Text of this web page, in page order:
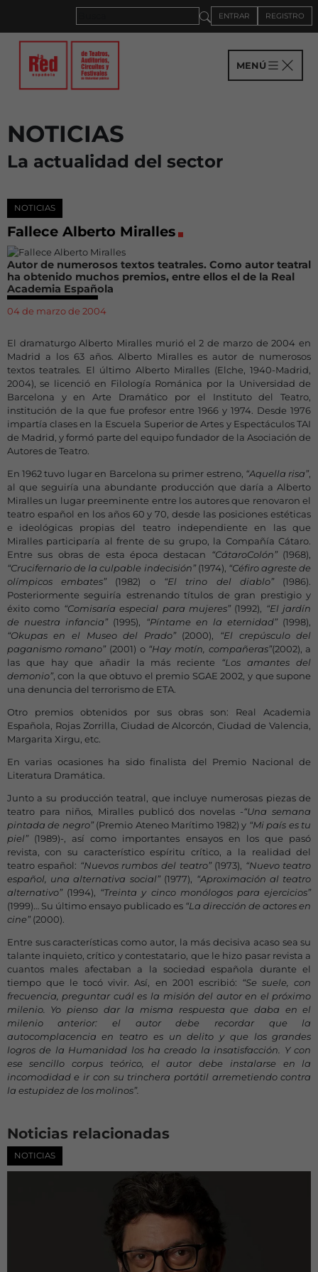
ENTRAR REGISTRO
MENÚ
NOTICIAS
La actualidad del sector
NOTICIAS
Fallece Alberto Miralles
Autor de numerosos textos teatrales. Como autor teatral
ha obtenido muchos premios, entre ellos el de la Real
Academia Española
04 de marzo de 2004
El dramaturgo Alberto Miralles murió el 2 de marzo de 2004 en
Madrid a los 63 años. Alberto Miralles es autor de numerosos
textos teatrales. El último Alberto Miralles (Elche, 1940-Madrid,
2004), se licenció en Filología Románica por la Universidad de
Barcelona y en Arte Dramático por el Instituto del Teatro,
institución de la que fue profesor entre 1966 y 1974. Desde 1976
impartía clases en la Escuela Superior de Artes y Espectáculos TAI
de Madrid, y formó parte del equipo fundador de la Asociación de
Autores de Teatro.
En 1962 tuvo lugar en Barcelona su primer estreno, “Aquella risa”
al que seguiría una abundante producción que daría a Alberto
Miralles un lugar preeminente entre los autores que renovaron el
teatro español en los años 60 y 70, desde las posiciones estéticas
e ideológicas propias del teatro independiente en las que
Miralles participaría al frente de su grupo, la Compañía Cátaro.
Entre sus obras de esta época destacan “CátaroColón”(1968),
“Crucifernario de la culpable indecisión” (1974), “Céfiro agreste de
olímpicos embates” (1982) o “El trino del diablo”(1986).
Posteriormente seguiría estrenando títulos de gran prestigio y
éxito como “Comisaría especial para mujeres”(1992), “El jardín
de nuestra infancia” (1995), “Píntame en la eternidad” (1998),
“Okupas en el Museo del Prado”(2000), “El crepúsculo del
paganismo romano” (2001) o “Hay motín, compañeras”(2002), a
las que hay que añadir la más reciente “Los amantes del
demonio”, con la que obtuvo el premio SGAE 2002, y que supone
una denuncia del terrorismo de ETA.
Otro premios obtenidos por sus obras son: Real Academia
Española, Rojas Zorrilla, Ciudad de Alcorcón, Ciudad de Valencia,
Margarita Xirgu, etc.
En varias ocasiones ha sido finalista del Premio Nacional de
Literatura Dramática.
Junto a su producción teatral, que incluye numerosas piezas de
teatro para niños, Miralles publicó dos novelas -“Una semana
pintada de negro”(Premio Ateneo Marítimo 1982) y “Mi país es tu
piel”(1989)-, así como importantes ensayos en los que pasó
revista, con su característico espíritu crítico, a la realidad del
teatro español: “Nuevos rumbos del teatro” (1973), “Nuevo teatro
español, una alternativa social” (1977), “Aproximación al teatro
alternativo”(1994), “Treinta y cinco monólogos para ejercicios”
(1999)… Su último ensayo publicado es “La dirección de actores en
cine”(2000).
Entre sus características como autor, la más decisiva acaso sea su
talante inquieto, crítico y contestatario, que le hizo pasar revista a
cuantos males afectaban a la sociedad española durante el
tiempo que le tocó vivir. Así, en 2001 escribió: “Se suele, con
frecuencia, preguntar cuál es la misión del autor en el próximo
milenio. Yo pienso dar la misma respuesta que daba en el
milenio anterior: el autor debe recordar que la
autocomplacencia en teatro es un delito y que los grandes
logros de la Humanidad los ha creado la insatisfacción. Y con
ese sencillo corpus teórico, el autor debe instalarse en la
incomodidad e ir con su trinchera portátil arremetiendo contra
la estupidez de los molinos”.
Noticias relacionadas
NOTICIAS